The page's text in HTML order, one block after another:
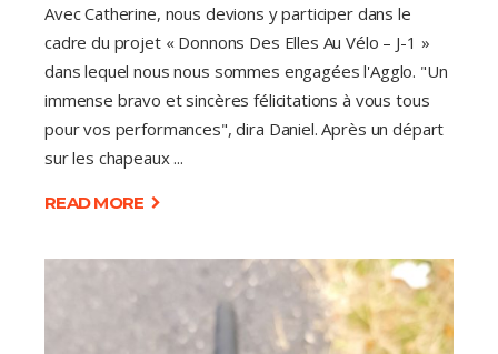
Avec Catherine, nous devions y participer dans le
cadre du projet « Donnons Des Elles Au Vélo – J-1 »
dans lequel nous nous sommes engagées l'Agglo. "Un
immense bravo et sincères félicitations à vous tous
pour vos performances", dira Daniel. Après un départ
sur les chapeaux
READ MORE